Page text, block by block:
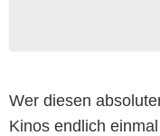
Wer diesen
Kinos endlich